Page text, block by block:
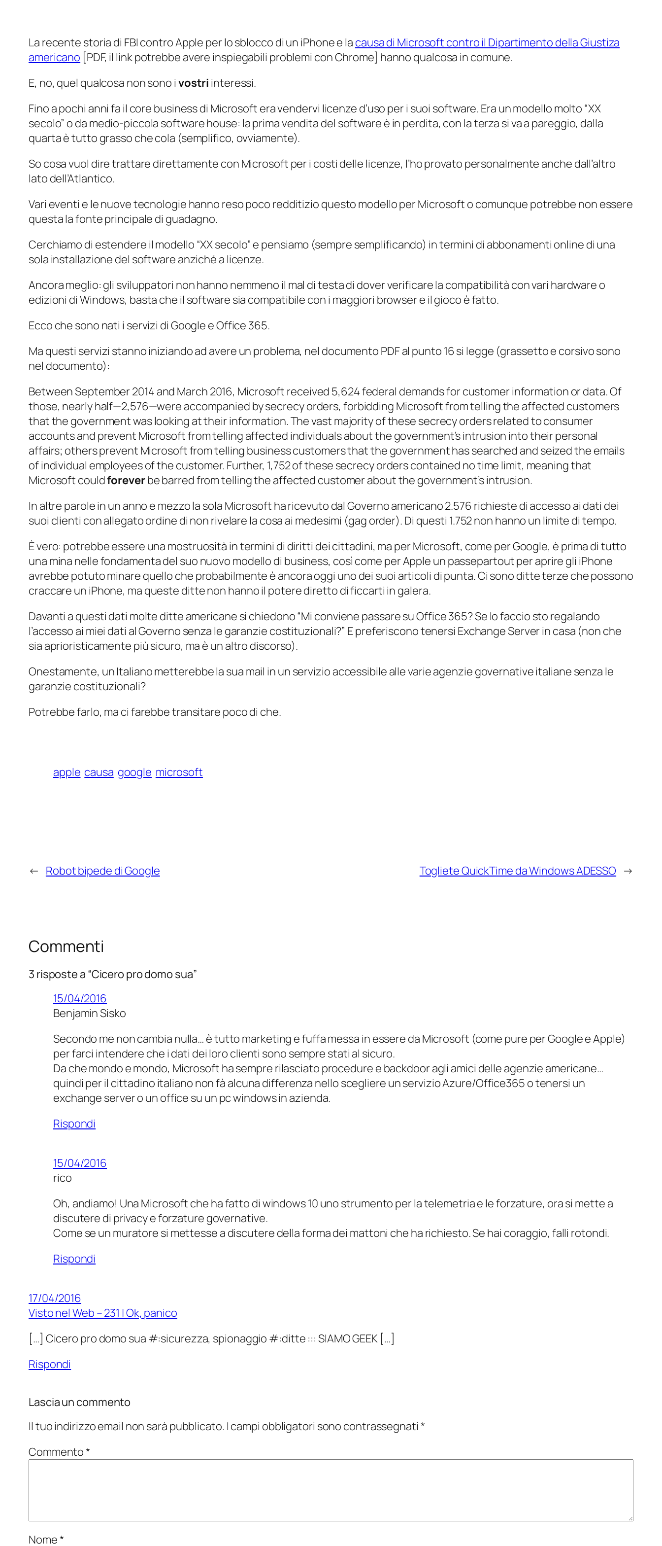
La recente storia di FBI contro Apple per lo sblocco di un iPhone e la causa di Microsoft contro il Dipartimento della Giustiza
americano [PDF, il link potrebbe avere inspiegabili problemi con Chrome] hanno qualcosa in comune.
E, no, quel qualcosa non sono i vostri interessi.
Fino a pochi anni fa il core business di Microsoft era vendervi licenze d’uso per i suoi software. Era un modello molto “XX
secolo” o da medio-piccola software house: la prima vendita del software è in perdita, con la terza si va a pareggio, dalla
quarta è tutto grasso che cola (semplifico, ovviamente).
So cosa vuol dire trattare direttamente con Microsoft per i costi delle licenze, l’ho provato personalmente anche dall’altro
lato dell’Atlantico.
Vari eventi e le nuove tecnologie hanno reso poco redditizio questo modello per Microsoft o comunque potrebbe non essere
questa la fonte principale di guadagno.
Cerchiamo di estendere il modello “XX secolo” e pensiamo (sempre semplificando) in termini di abbonamenti online di una
sola installazione del software anziché a licenze.
Ancora meglio: gli sviluppatori non hanno nemmeno il mal di testa di dover verificare la compatibilità con vari hardware o
edizioni di Windows, basta che il software sia compatibile con i maggiori browser e il gioco è fatto.
Ecco che sono nati i servizi di Google e Office 365.
Ma questi servizi stanno iniziando ad avere un problema, nel documento PDF al punto 16 si legge (grassetto e corsivo sono
nel documento):
Between September 2014 and March 2016, Microsoft received 5,624 federal demands for customer information or data. Of
those, nearly half—2,576—were accompanied by secrecy orders, forbidding Microsoft from telling the affected customers
that the government was looking at their information. The vast majority of these secrecy orders related to consumer
accounts and prevent Microsoft from telling affected individuals about the government’s intrusion into their personal
affairs; others prevent Microsoft from telling business customers that the government has searched and seized the emails
of individual employees of the customer. Further, 1,752 of these secrecy orders contained no time limit, meaning that
Microsoft couldforeverbe barred from telling the affected customer about the government’s intrusion.
In altre parole in un anno e mezzo la sola Microsoft ha ricevuto dal Governo americano 2.576 richieste di accesso ai dati dei
suoi clienti con allegato ordine di non rivelare la cosa ai medesimi (gag order). Di questi 1.752 non hanno un limite di tempo.
È vero: potrebbe essere una mostruosità in termini di diritti dei cittadini, ma per Microsoft, come per Google, è prima di tutto
una mina nelle fondamenta del suo nuovo modello di business, così come per Apple un passepartoutper aprire gli iPhone
avrebbe potuto minare quello che probabilmente è ancora oggi uno dei suoi articoli di punta. Ci sono ditte terze che possono
craccare un iPhone, ma queste ditte non hanno il potere diretto di ficcarti in galera.
Davanti a questi dati molte ditte americane si chiedono “Mi conviene passare su Office 365? Se lo faccio sto regalando
l’accesso ai miei dati al Governo senza le garanzie costituzionali?” E preferiscono tenersi Exchange Server in casa (non che
sia aprioristicamente più sicuro, ma è un altro discorso).
Onestamente, un Italiano metterebbe la sua mail in un servizio accessibile alle varie agenzie governative italiane senza le
garanzie costituzionali?
Potrebbe farlo, ma ci farebbe transitare poco di che.
apple causa google microsoft
← Robot bipede di Google Togliete QuickTime da Windows ADESSO →
Commenti
3 risposte a “Cicero pro domo sua”
15/04/2016
Benjamin Sisko
Secondo me non cambia nulla… è tutto marketing e fuffa messa in essere da Microsoft (come pure per Google e Apple)
per farci intendere che i dati dei loro clienti sono sempre stati al sicuro.
Da che mondo e mondo, Microsoft ha sempre rilasciato procedure e backdoor agli amici delle agenzie americane…
quindi per il cittadino italiano non fà alcuna differenza nello scegliere un servizio Azure/Office365 o tenersi un
exchange server o un office su un pc windows in azienda.
Rispondi
15/04/2016
rico
Oh, andiamo! Una Microsoft che ha fatto di windows 10 uno strumento per la telemetria e le forzature, ora si mette a
discutere di privacy e forzature governative.
Come se un muratore si mettesse a discutere della forma dei mattoni che ha richiesto. Se hai coraggio, falli rotondi.
Rispondi
17/04/2016
Visto nel Web – 231 | Ok, panico
[…] Cicero pro domo sua #:sicurezza, spionaggio #:ditte ::: SIAMO GEEK […]
Rispondi
Lascia un commento
Il tuo indirizzo email non sarà pubblicato. I campi obbligatori sono contrassegnati *
Commento*
Nome*